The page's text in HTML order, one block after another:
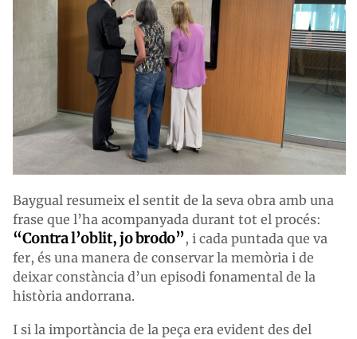
Baygual resumeix el sentit de la seva obra amb una
frase que l’ha acompanyada durant tot el procés:
“Contra l’oblit, jo brodo”, i cada puntada que va
fer, és una manera de conservar la memòria i de
deixar constància d’un episodi fonamental de la
història andorrana.
I si la importància de la peça era evident des del